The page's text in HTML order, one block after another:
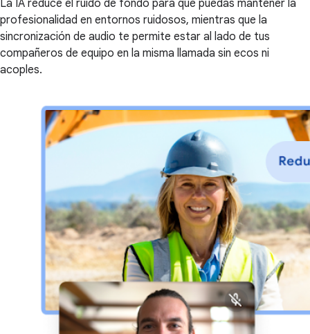
La IA reduce el ruido de fondo para que puedas mantener la
profesionalidad en entornos ruidosos, mientras que la
sincronización de audio te permite estar al lado de tus
compañeros de equipo en la misma llamada sin ecos ni
acoples.